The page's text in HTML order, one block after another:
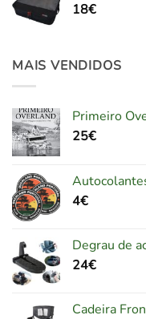
18€
MAIS VENDIDOS
Primeiro
25€
4€
Degrau de
24€
Cadeira